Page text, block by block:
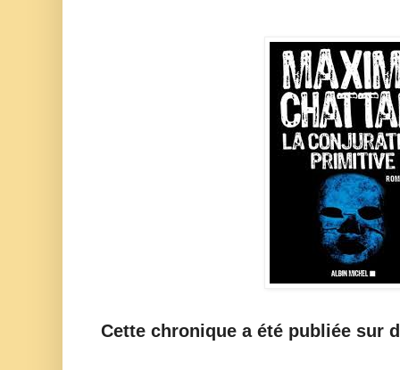
Cette chronique a été publiée sur